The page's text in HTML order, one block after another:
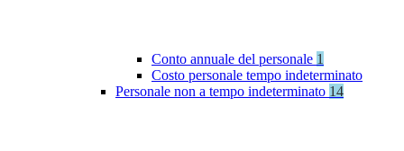
Conto annuale del personale 1
Costo personale tempo indeterminato
Personale non a tempo indeterminato 14